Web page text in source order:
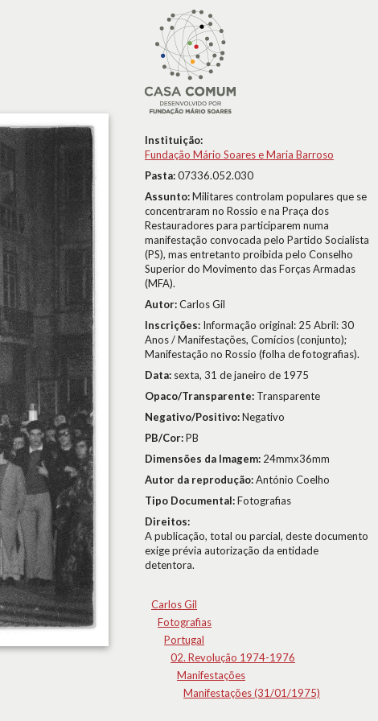
Instituição:
Fundação Mário Soares e Maria Barroso
Pasta:07336.052.030
Assunto:Militares controlam populares que se
concentraram no Rossio e na Praça dos
Restauradores para participarem numa
manifestação convocada pelo Partido Socialista
(PS), mas entretanto proibida pelo Conselho
Superior do Movimento das Forças Armadas
(MFA).
Autor:Carlos Gil
Inscrições: Informação original: 25 Abril: 30
Anos / Manifestações, Comícios (conjunto);
Manifestação no Rossio (folha de fotografias).
Data: sexta, 31 de janeiro de 1975
Opaco/Transparente: Transparente
Negativo/Positivo:Negativo
PB/Cor:PB
Dimensões da Imagem: 24mmx36mm
Autor da reprodução:António Coelho
Tipo Documental:Fotografias
Direitos:
A publicação, total ou parcial, deste documento
exige prévia autorização da entidade
detentora.
Carlos Gil
Fotografias
Portugal
02. Revolução 1974-1976
Manifestações
Manifestações (31/01/1975)